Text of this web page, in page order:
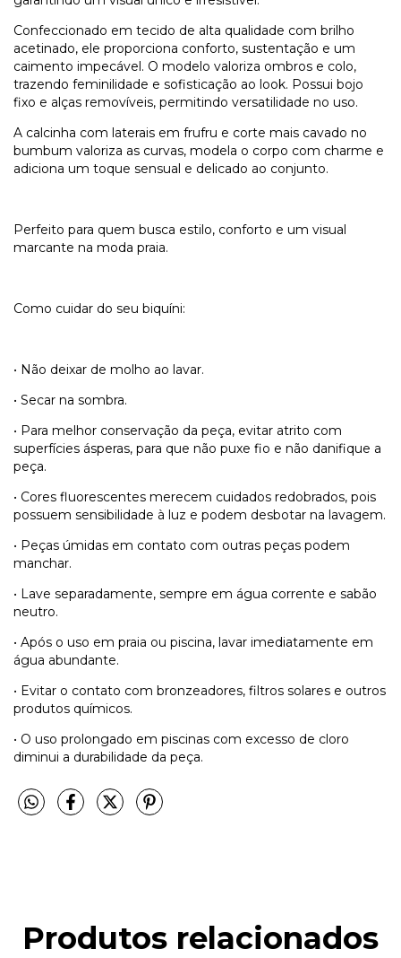
Confeccionado em tecido de alta qualidade com brilho
acetinado, ele proporciona conforto, sustentação e um
caimento impecável. O modelo valoriza ombros e colo,
trazendo feminilidade e sofisticação ao look. Possui bojo
fixo e alças removíveis, permitindo versatilidade no uso.
A calcinha com laterais em frufru e corte mais cavado no
bumbum valoriza as curvas, modela o corpo com charme e
adiciona um toque sensual e delicado ao conjunto.
Perfeito para quem busca estilo, conforto e um visual
marcante na moda praia.
Como cuidar do seu biquíni:
• Não deixar de molho ao lavar.
• Secar na sombra.
• Para melhor conservação da peça, evitar atrito com
superfícies ásperas, para que não puxe fio e não danifique a
peça.
• Cores fluorescentes merecem cuidados redobrados, pois
possuem sensibilidade à luz e podem desbotar na lavagem.
• Peças úmidas em contato com outras peças podem
manchar.
• Lave separadamente, sempre em água corrente e sabão
neutro.
• Após o uso em praia ou piscina, lavar imediatamente em
água abundante.
• Evitar o contato com bronzeadores, filtros solares e outros
produtos químicos.
• O uso prolongado em piscinas com excesso de cloro
diminui a durabilidade da peça.
Produtos relacionados